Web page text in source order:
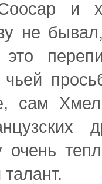
Соосар и
не
сам
очень